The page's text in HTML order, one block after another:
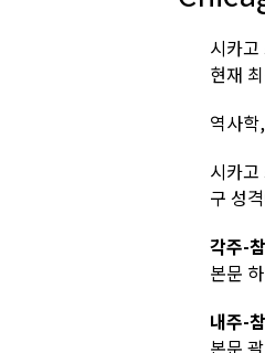
시카
현재
역사
시카
구 성
각주-
본문
내주-